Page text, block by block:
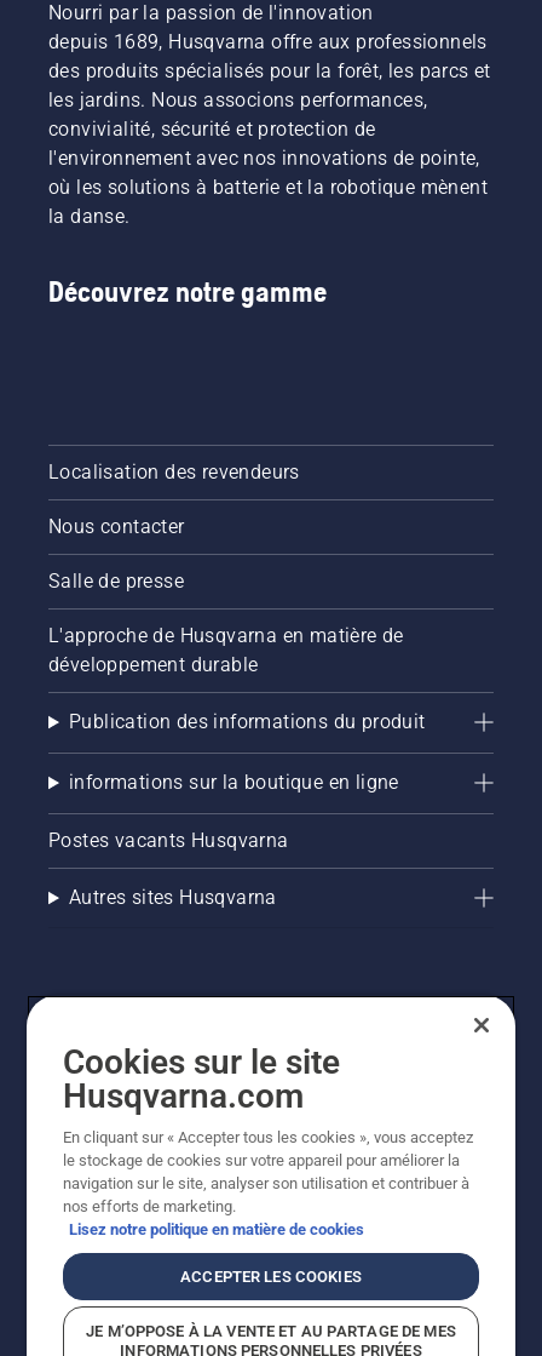
Nourri par la passion de l'innovation
depuis 1689, Husqvarna offre aux professionnels
des produits spécialisés pour la forêt, les parcs et
les jardins. Nous associons performances,
convivialité, sécurité et protection de
l'environnement avec nos innovations de pointe,
où les solutions à batterie et la robotique mènent
la danse.
Découvrez notre gamme
Localisation des revendeurs
Nous contacter
Salle de presse
L'approche de Husqvarna en matière de
développement durable
Publication des informations du produit
informations sur la boutique en ligne
Postes vacants Husqvarna
Autres sites Husqvarna
© Husqvarna AB (publ). Tous droits réservés. Les prix
indiqués sont des prix de vente conseillés. Tous les prix
indiqués sont des prix de vente recommandés (TVA
incluse), sauf si le produit est disponible pour un achat
direct.
Politique relative aux cookiesConditions d'utilisation
Cookies sur le site
Husqvarna.com
En cliquant sur « Accepter tous les cookies », vous acceptez
le stockage de cookies sur votre appareil pour améliorer la
navigation sur le site, analyser son utilisation et contribuer à
nos efforts de marketing.
Lisez notre politique en matière de cookies
ACCEPTER LES COOKIES
JE M’OPPOSE À LA VENTE ET AU PARTAGE DE MES
INFORMATIONS PERSONNELLES PRIVÉES